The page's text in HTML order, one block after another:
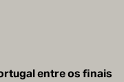
entre os finais